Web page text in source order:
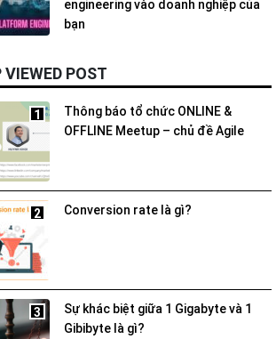
engineering vào doanh nghiệp của
bạn
VIEWED POST
1
Thông báo tổ chức ONLINE &
OFFLINE Meetup – chủ đề Agile
2 Conversion rate là gì?
3
Sự khác biệt giữa 1 Gigabyte và 1
Gibibyte là gì?